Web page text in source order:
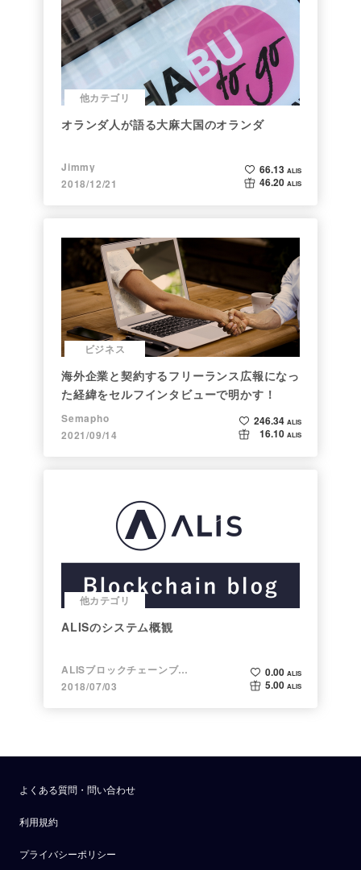
他カテゴリ
オランダ人が語る大麻大国のオランダ
Jimmy
2018/12/21
66.13 ALIS
46.20 ALIS
ビジネス
海外企業と契約するフリーランス広報になっ
た経緯をセルフインタビューで明かす！
Semapho
2021/09/14
246.34 ALIS
16.10 ALIS
他カテゴリ
ALISのシステム概観
ALISブロックチェーンブログ
2018/07/03
0.00 ALIS
5.00 ALIS
よくある質問・問い合わせ
利用規約
プライバシーポリシー